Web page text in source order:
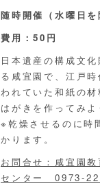
随時開催（水曜日
費用：50円
日本遺産の構成文
る咸宜園で、江戸
われていた和紙の
はがきを作ってみ
※乾燥させるのに時
かります。
お問合せ：咸宜園
センター 0973-